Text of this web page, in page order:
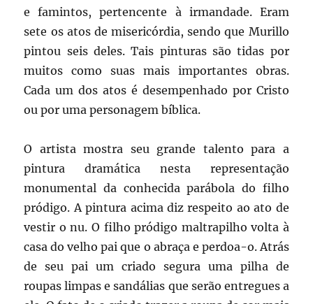
e famintos, pertencente à irmandade. Eram
sete os atos de misericórdia, sendo que Murillo
pintou seis deles. Tais pinturas são tidas por
muitos como suas mais importantes obras.
Cada um dos atos é desempenhado por Cristo
ou por uma personagem bíblica.
O artista mostra seu grande talento para a
pintura dramática nesta representação
monumental da conhecida parábola do filho
pródigo. A pintura acima diz respeito ao ato de
vestir o nu. O filho pródigo maltrapilho volta à
casa do velho pai que o abraça e perdoa-o. Atrás
de seu pai um criado segura uma pilha de
roupas limpas e sandálias que serão entregues a